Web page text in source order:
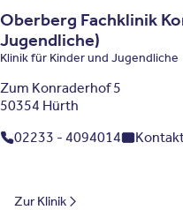
Oberberg Fachklinik
Jugendliche)
Klinik für Kinder und Jugendliche
Zum Konraderhof 5
50354 Hürth
02233 - 4094014
Zur Klinik
Brandenburg